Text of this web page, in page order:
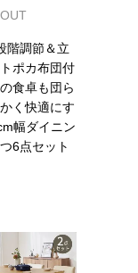
階調節＆立
ポカ布団付
食卓も団ら
く快適にす
幅ダイニン
6点セット